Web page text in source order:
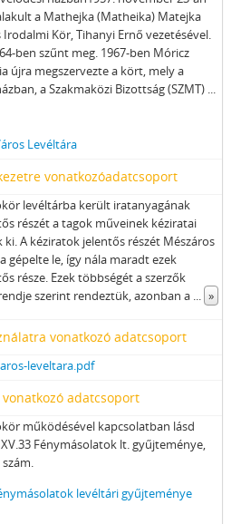
a Mathejka (Matheika) Matejka
Irodalmi Kör, Tihanyi Ernő vezetésével.
ben szűnt meg. 1967-ben Móricz
újra megszervezte a kört, mely a
a Szakmaközi Bizottság (SZMT) ...
Levéltára
vonatkozóadatcsoport
levéltárba került iratanyagának
részét a tagok műveinek kéziratai
ki. A kéziratok jelentős részét Mészáros
gépelte le, így nála maradt ezek
része. Ezek többségét a szerzők
szerint rendeztük, azonban a ... »
vonatkozó adatcsoport
leveltara.pdf
adatcsoport
működésével kapcsolatban lásd
Fénymásolatok lt. gyűjteménye,
szám.
levéltári gyűjteménye